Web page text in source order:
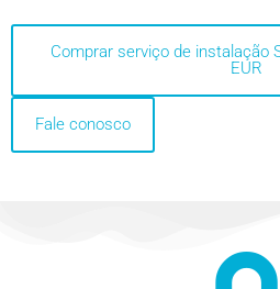
Comprar serviço de instalação
EUR
Fale conosco